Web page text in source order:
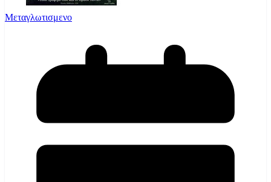
Μεταγλωτισμενο